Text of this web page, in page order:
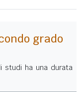
grado
studi ha una durata